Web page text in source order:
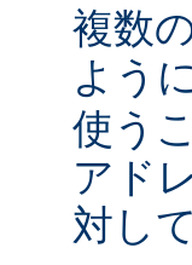
複数
よう
使う
アド
対し